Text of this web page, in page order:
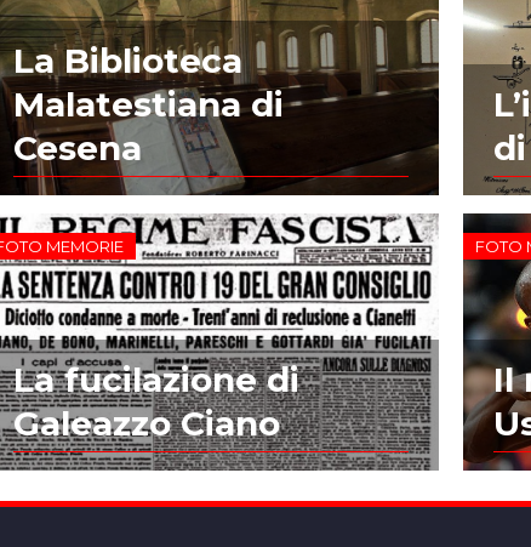
La Biblioteca
Malatestiana di
Cesena
MEMORIE
La fucilazione di
Galeazzo Ciano
FOTO
Il